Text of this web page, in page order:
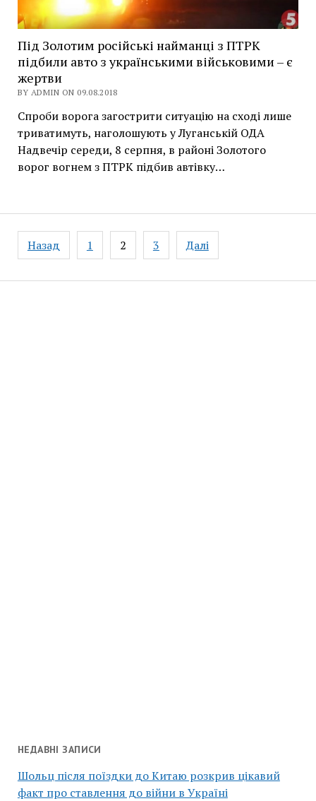
НЕДАВНІ ЗАПИСИ
Шольц після поїздки до Китаю розкрив цікавий
факт про ставлення до війни в Україні
Під Золотим російські найманці з ПТРК
підбили авто з українськими військовими – є
жертви
BY ADMIN ON 09.08.2018
Спроби ворога загострити ситуацію на сході лише
триватимуть, наголошують у Луганській ОДА
Надвечір середи, 8 серпня, в районі Золотого
ворог вогнем з ПТРК підбив автівку…
Навігація
записів
Назад 1 2 3 Далі